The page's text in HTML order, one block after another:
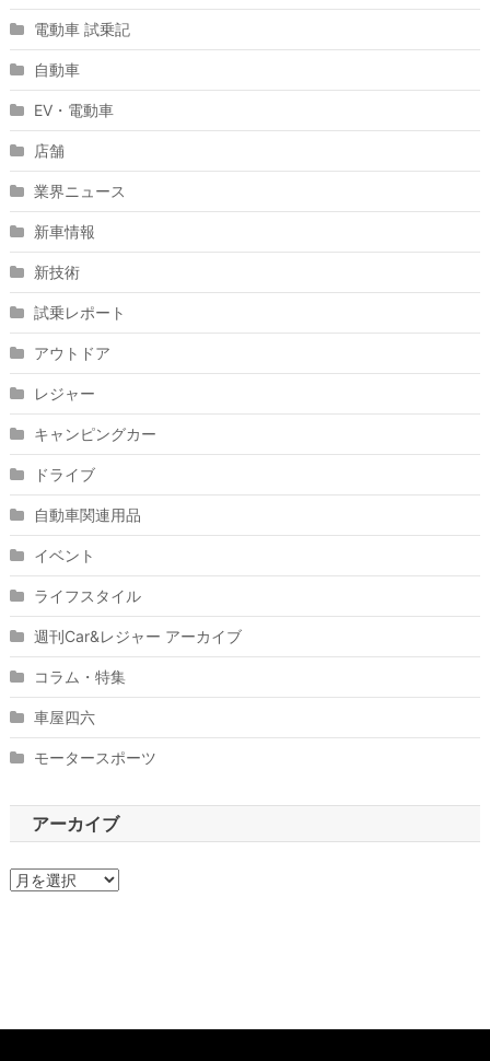
電動車 試乗記
自動車
EV・電動車
店舗
業界ニュース
新車情報
新技術
試乗レポート
アウトドア
レジャー
キャンピングカー
ドライブ
自動車関連用品
イベント
ライフスタイル
週刊Car&レジャー アーカイブ
コラム・特集
車屋四六
モータースポーツ
アーカイブ
ア